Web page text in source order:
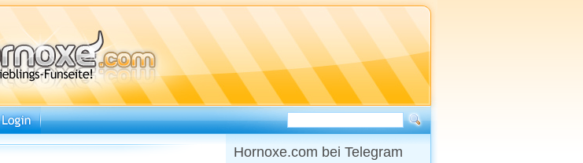
Hornoxe.com bei Telegram